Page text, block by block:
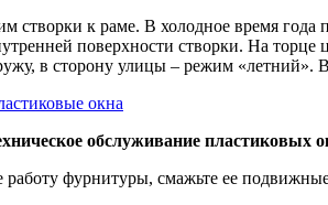
створки к раме. В холодное время
поверхности створки. На
в сторону улицы – режим «летний».
обслуживание пластиковых
работу фурнитуры, смажьте ее